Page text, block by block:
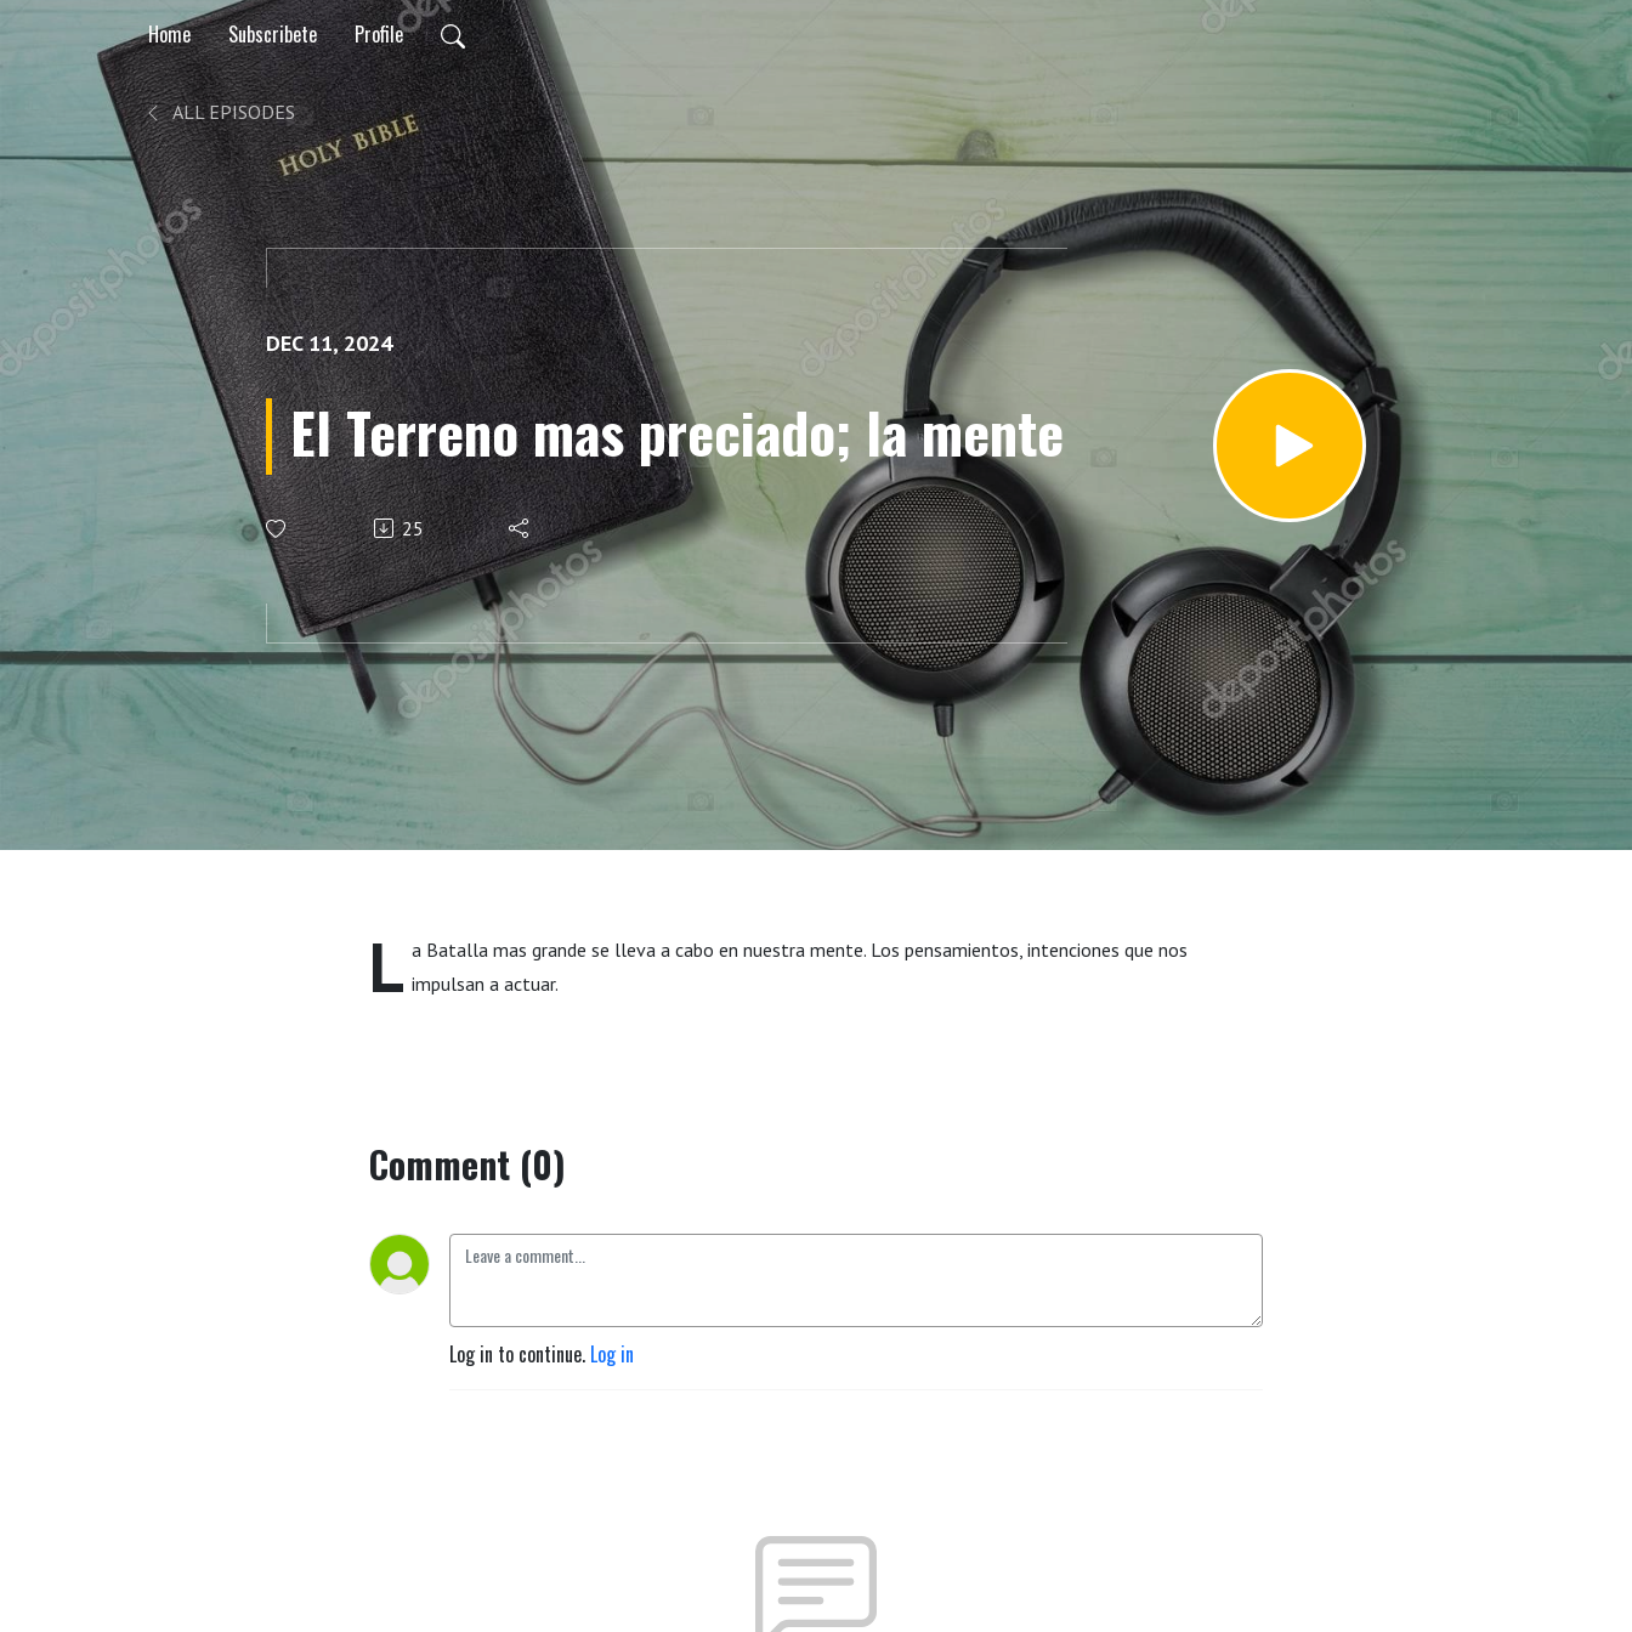
Home Subscribete Profile
ALL EPISODES
DEC 11, 2024
El Terreno mas preciado; la mente
25
L a Batalla mas grande se lleva a cabo en nuestra mente. Los pensamientos, intenciones que nos
impulsan a actuar.
Comment (0)
Log in to continue. Log in